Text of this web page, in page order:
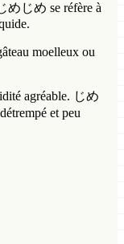
じめ se réfère à
moelleux ou
agréable. じめ
et peu